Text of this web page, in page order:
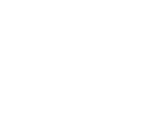
Bredd: